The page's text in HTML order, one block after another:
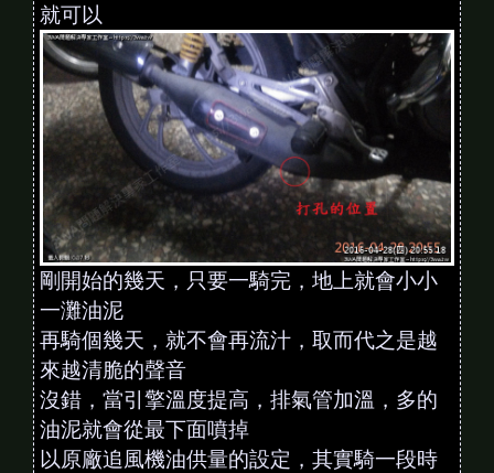
就可以
剛開始的幾天，只要一騎完，地上就會小小
一灘油泥
再騎個幾天，就不會再流汁，取而代之是越
來越清脆的聲音
沒錯，當引擎溫度提高，排氣管加溫，多的
油泥就會從最下面噴掉
以原廠追風機油供量的設定，其實騎一段時